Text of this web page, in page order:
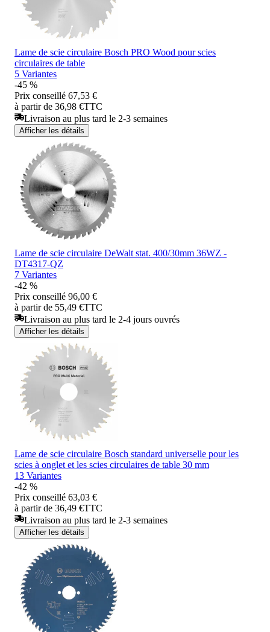
Lame de scie circulaire Bosch PRO Wood pour scies
circulaires de table
5 Variantes
-45 %
Prix conseillé 67,53 €
à partir de 36,98 €TTC
Livraison au plus tard le 2-3 semaines
Afficher les détails
Lame de scie circulaire DeWalt stat. 400/30mm 36WZ -
DT4317-QZ
7 Variantes
-42 %
Prix conseillé 96,00 €
à partir de 55,49 €TTC
Livraison au plus tard le 2-4 jours ouvrés
Afficher les détails
Lame de scie circulaire Bosch standard universelle pour les
scies à onglet et les scies circulaires de table 30 mm
13 Variantes
-42 %
Prix conseillé 63,03 €
à partir de 36,49 €TTC
Livraison au plus tard le 2-3 semaines
Afficher les détails